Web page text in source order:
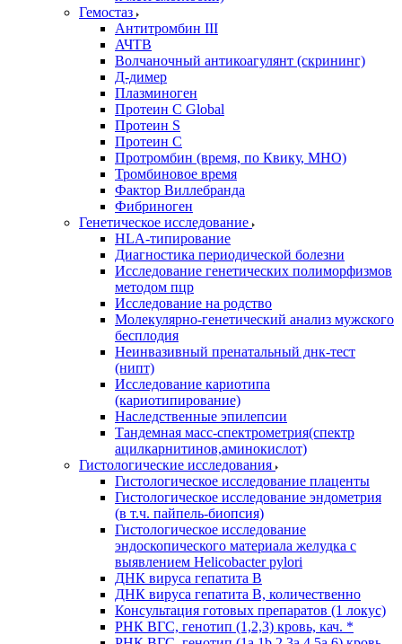
Гемостаз
Антитромбин III
АЧТВ
Волчаночный антикоагулянт (скрининг)
Д-димер
Плазминоген
Протеин C Global
Протеин S
Протеин С
Протромбин (время, по Квику, МНО)
Тромбиновое время
Фактор Виллебранда
Фибриноген
Генетическое исследование
HLA-типирование
Диагностика периодической болезни
Исследование генетических полиморфизмов
методом пцр
Исследование на родство
Молекулярно-генетический анализ мужского
бесплодия
Неинвазивный пренатальный днк-тест
(нипт)
Исследование кариотипа
(кариотипирование)
Наследственные эпилепсии
Тандемная масс-спектрометрия(спектр
ацилкарнитинов,аминокислот)
Гистологические исследования
Гистологическое исследование плаценты
Гистологическое исследование эндометрия
(в т.ч. пайпель-биопсия)
Гистологическое исследование
эндоскопического материала желудка с
выявлением Helicobacter pylori
ДНК вируса гепатита B
ДНК вируса гепатита B, количественно
Консультация готовых препаратов (1 локус)
РНК ВГC, генотип (1,2,3) кровь, кач. *